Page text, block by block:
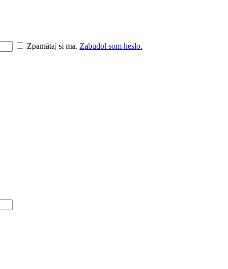
Zpamätaj si ma. Zabudol som heslo.